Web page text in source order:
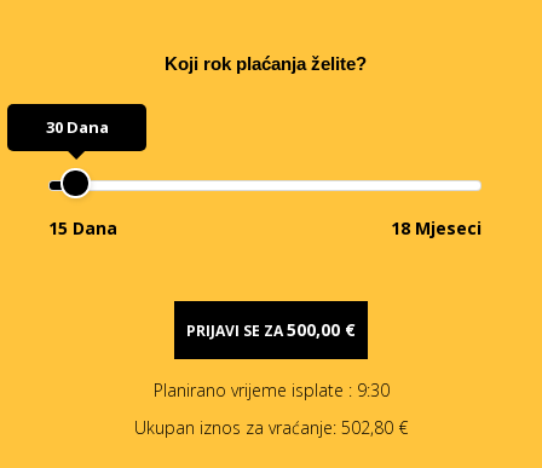
Koji rok plaćanja želite?
30 Dana
15 Dana 18 Mjeseci
PRIJAVI SE ZA500,00 €
Planirano vrijeme isplate : 9:30
Ukupan iznos za vraćanje: 502,80 €